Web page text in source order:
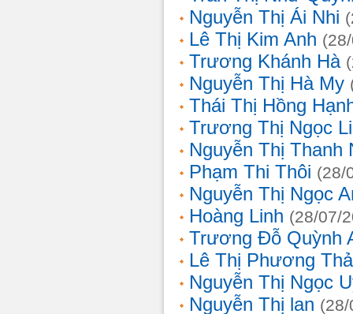
Nguyễn Thị Ái Nhi
Lê Thị Kim Anh
Trương Khánh Hà
Nguyễn Thị Hà My
Thái Thị Hồng
Trương Thị Ngọc
Nguyễn Thị Thanh
Phạm Thi Thôi (28/
Nguyễn Thị Ngọc
Hoàng Linh (28/07/
Trương Đỗ Quỳnh
Lê Thị Phương
Nguyễn Thị Ngọc
Nguyễn Thị lan